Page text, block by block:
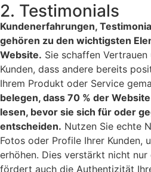
2. Testimonials
Kundenerfahrungen,
gehören zu den wichtigsten
Website. Sie schaffen
Kunden, dass andere bereits
Ihrem Produkt oder Service
belegen, dass 70 % der
lesen, bevor sie sich für oder
entscheiden. Nutzen Sie echte
Fotos oder Profile Ihrer Kunden,
erhöhen. Dies verstärkt nicht
fördert auch die Authentizität